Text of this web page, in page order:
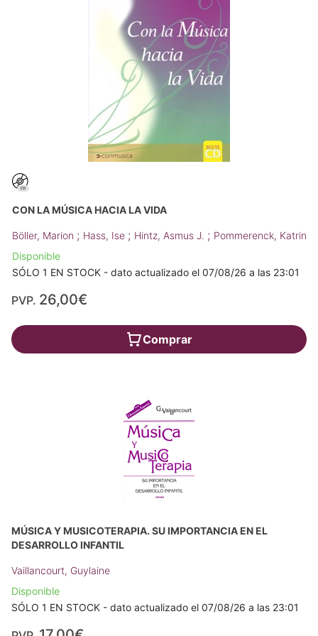
CON LA MÚSICA HACIA LA VIDA
Böller, Marion ; Hass, Ise ; Hintz, Asmus J. ; Pommerenck, Katrin
Disponible
SÓLO 1 EN STOCK - dato actualizado el 07/08/26 a las 23:01
PVP. 26,00€
Comprar
MÚSICA Y MUSICOTERAPIA. SU IMPORTANCIA EN EL
DESARROLLO INFANTIL
Vaillancourt, Guylaine
Disponible
SÓLO 1 EN STOCK - dato actualizado el 07/08/26 a las 23:01